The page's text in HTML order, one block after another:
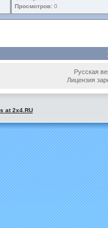
Просмотров: 0
Русская
Лицензия
at 2x4.RU